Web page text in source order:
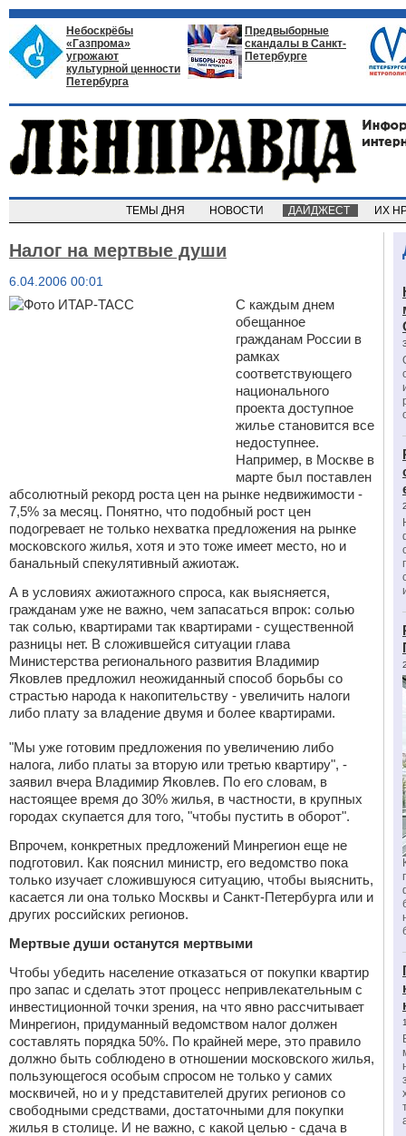
Небоскрёбы
«Газпрома»
угрожают
культурной ценности
Петербурга
Предвыборные
скандалы в Санкт-
Петербурге
ТЕМЫ ДНЯ НОВОСТИ ДАЙДЖЕСТ ИХ
Налог на мертвые души
6.04.2006 00:01
С каждым днем
обещанное
гражданам России в
рамках
соответствующего
национального
проекта доступное
жилье становится все
недоступнее.
Например, в Москве в
марте был поставлен
абсолютный рекорд роста цен на рынке недвижимости -
7,5% за месяц. Понятно, что подобный рост цен
подогревает не только нехватка предложения на рынке
московского жилья, хотя и это тоже имеет место, но и
банальный спекулятивный ажиотаж.
А в условиях ажиотажного спроса, как выясняется,
гражданам уже не важно, чем запасаться впрок: солью
так солью, квартирами так квартирами - существенной
разницы нет. В сложившейся ситуации глава
Министерства регионального развития Владимир
Яковлев предложил неожиданный способ борьбы со
страстью народа к накопительству - увеличить налоги
либо плату за владение двумя и более квартирами.
"Мы уже готовим предложения по увеличению либо
налога, либо платы за вторую или третью квартиру", -
заявил вчера Владимир Яковлев. По его словам, в
настоящее время до 30% жилья, в частности, в крупных
городах скупается для того, "чтобы пустить в оборот".
Впрочем, конкретных предложений Минрегион еще не
подготовил. Как пояснил министр, его ведомство пока
только изучает сложившуюся ситуацию, чтобы выяснить,
касается ли она только Москвы и Санкт-Петербурга или и
других российских регионов.
Мертвые души останутся мертвыми
Чтобы убедить население отказаться от покупки квартир
про запас и сделать этот процесс непривлекательным с
инвестиционной точки зрения, на что явно рассчитывает
Минрегион, придуманный ведомством налог должен
составлять порядка 50%. По крайней мере, это правило
должно быть соблюдено в отношении московского жилья,
пользующегося особым спросом не только у самих
москвичей, но и у представителей других регионов со
свободными средствами, достаточными для покупки
жилья в столице. И не важно, с какой целью - сдача в